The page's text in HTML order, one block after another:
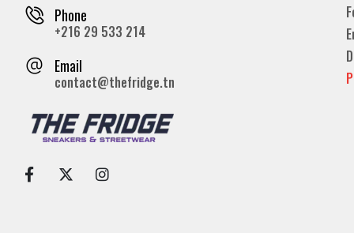
Phone
+216 29 533 214
Email
contact@thefridge.tn